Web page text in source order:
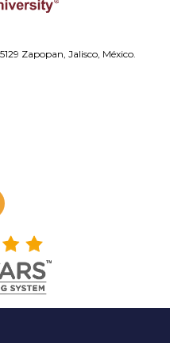
Zapopan, Jalisco, México.